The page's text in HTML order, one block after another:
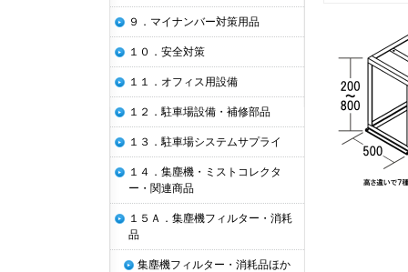
９．マイナンバー対策用品
１０．安全対策
１１．オフィス用設備
１２．駐車場設備・補修部品
１３．駐車場システムサプライ
１４．集塵機・ミストコレクタ
ー・関連商品
１５Ａ．集塵機フィルター・消耗
品
集塵機フィルター・消耗品ほか